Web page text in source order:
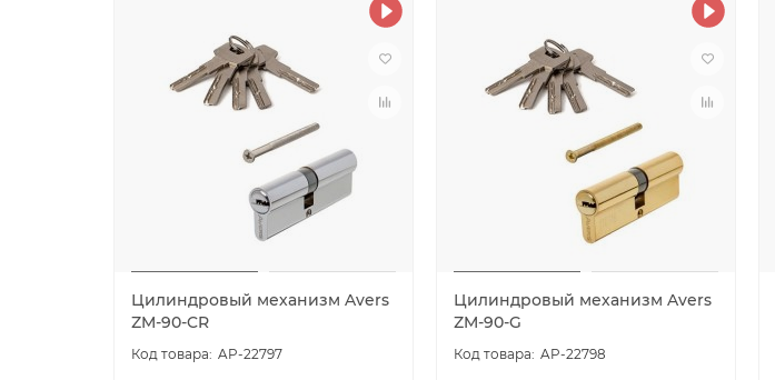
Цилиндровый механизм Avers
ZM-90-CR
AP-22797
Цилиндровый механизм Avers
ZM-90-G
AP-22798